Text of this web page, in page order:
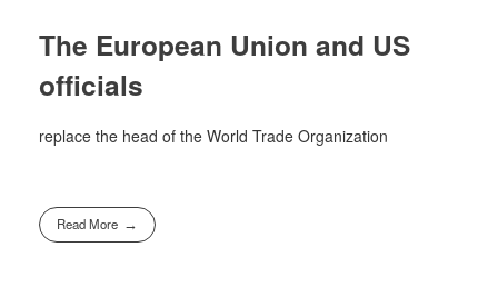
The European Union and US
officials
replace the head of the World Trade Organization
Read More